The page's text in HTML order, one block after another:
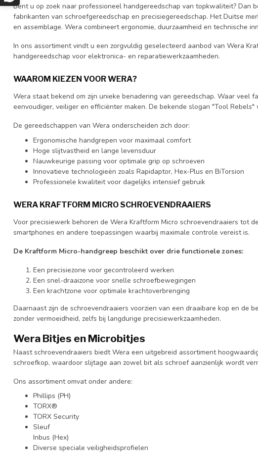
Bent u op zoek naar professioneel handgereedschap van topkwaliteit?
fabrikanten van schroefgereedschap en precisiegereedschap. Het Duitse
en assemblage. Wera combineert ergonomie, duurzaamheid en technische
In ons assortiment vindt u een zorgvuldig geselecteerd aanbod van Wera
handgereedschap voor elektronica- en reparatiewerkzaamheden.
WAAROM KIEZEN VOOR WERA?
Wera staat bekend om zijn unieke benadering van gereedschap. Waar
eenvoudiger, veiliger en efficiënter maken. De bekende slogan "Tool
De gereedschappen van Wera onderscheiden zich door:
Ergonomische handgrepen voor maximaal comfort
Hoge slijtvastheid en lange levensduur
Nauwkeurige passing voor optimale grip op schroeven
Innovatieve technologieën zoals Rapidaptor, Hex-Plus en BiTorsion
Professionele kwaliteit voor dagelijks intensief gebruik
WERA KRAFTFORM MICRO SCHROEVENDRAAIERS
Voor precisiewerk behoren de Wera Kraftform Micro schroevendraaiers tot
smartphones en andere toepassingen waarbij maximale controle vereist is.
De Kraftform Micro-handgreep beschikt over drie functionele zones:
Een precisiezone voor gecontroleerd werken
Een snel-draaizone voor snelle schroefbewegingen
Een krachtzone voor optimale krachtoverbrenging
Daarnaast zijn de schroevendraaiers voorzien van een draaibare kop en
zonder vermoeidheid, zelfs bij langdurige precisiewerkzaamheden.
Wera Bitjes en Microbitjes
Naast schroevendraaiers biedt Wera een uitgebreid assortiment
schroefkop, waardoor slijtage aan zowel bit als schroef aanzienlijk wordt
Ons assortiment omvat onder andere:
Phillips (PH)
TORX®
TORX Security
Sleuf
Inbus (Hex)
Diverse speciale veiligheidsprofielen